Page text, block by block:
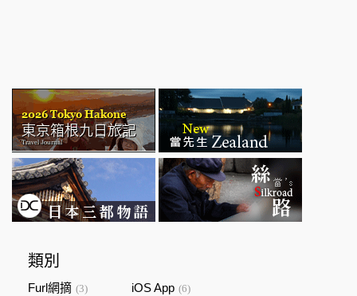
類別
Furl網摘 (3) iOS App (6)